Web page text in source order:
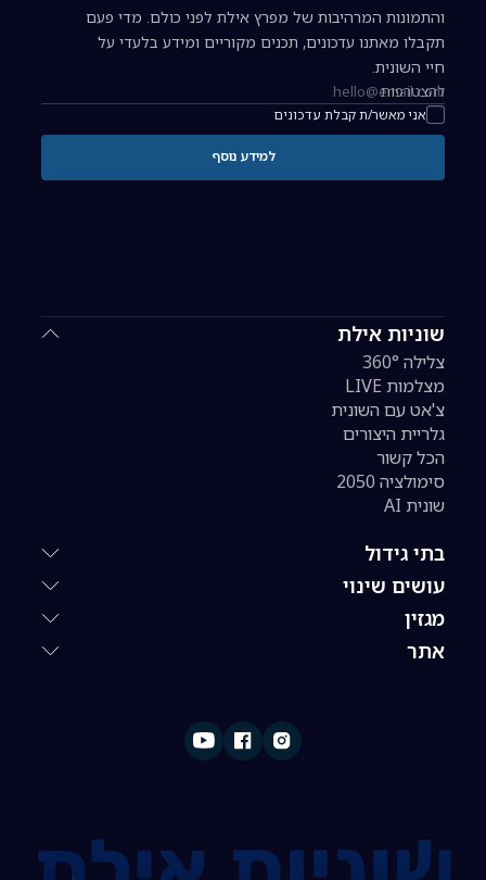
שוניות אילת
צלילה 360°
מצלמות LIVE
צ'אט עם השונית
גלריית היצורים
הכל קשור
סימולציה 2050
שונית AI
בתי גידול
עושים שינוי
מגזין
אתר
והתמונות המרהיבות של מפרץ אילת לפני כולם. מדי פעם
תקבלו מאתנו עדכונים, תכנים מקוריים ומידע בלעדי על
חיי השונית.
כתובת אימייל להרשמה לניוזלטר
אני מאשר/ת קבלת עדכונים
להצטרפות
למידע נוסף